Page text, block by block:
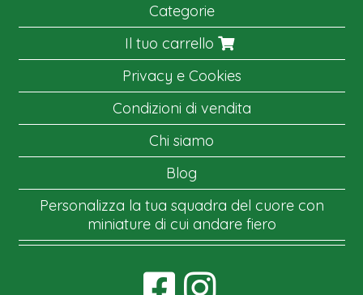
Categorie
Il tuo carrello
Privacy e Cookies
Condizioni di vendita
Chi siamo
Blog
Personalizza la tua squadra del cuore con
miniature di cui andare fiero